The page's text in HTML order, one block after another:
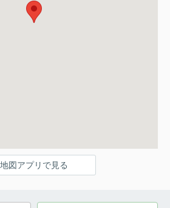
地図アプリで見る